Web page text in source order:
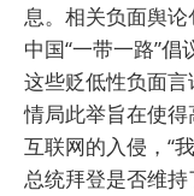
息。相关负面舆论
中国“一带一路”倡
这些贬低性负面
情局此举旨在使
互联网的入侵，“
总统拜登是否维